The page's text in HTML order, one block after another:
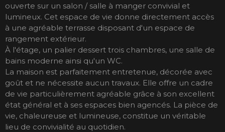
ouverte sur un salon / salle à manger convivial et
lumineux. Cet espace de vie donne directement accès
à une agréable terrasse disposant d'un espace de
rangement extérieur.
À l'étage, un palier dessert trois chambres, une salle de
bains moderne ainsi qu'un WC.
La maison est parfaitement entretenue, décorée avec
goût et ne nécessite aucun travaux. Elle offre un cadre
de vie particulièrement agréable grâce à son excellent
état général et à ses espaces bien agencés. La pièce de
vie, chaleureuse et lumineuse, constitue un véritable
lieu de convivialité au quotidien.